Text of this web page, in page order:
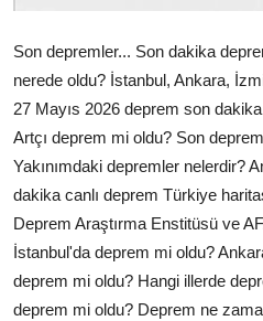
Son depremler... Son dakika
nerede oldu? İstanbul, Ankara,
27 Mayıs 2026 deprem son
Artçı deprem mi oldu? Son
Yakınımdaki depremler nelerdir?
dakika canlı deprem Türkiye
Deprem Araştırma Enstitüsü ve
İstanbul'da deprem mi oldu?
deprem mi oldu? Hangi illerde
deprem mi oldu? Deprem ne